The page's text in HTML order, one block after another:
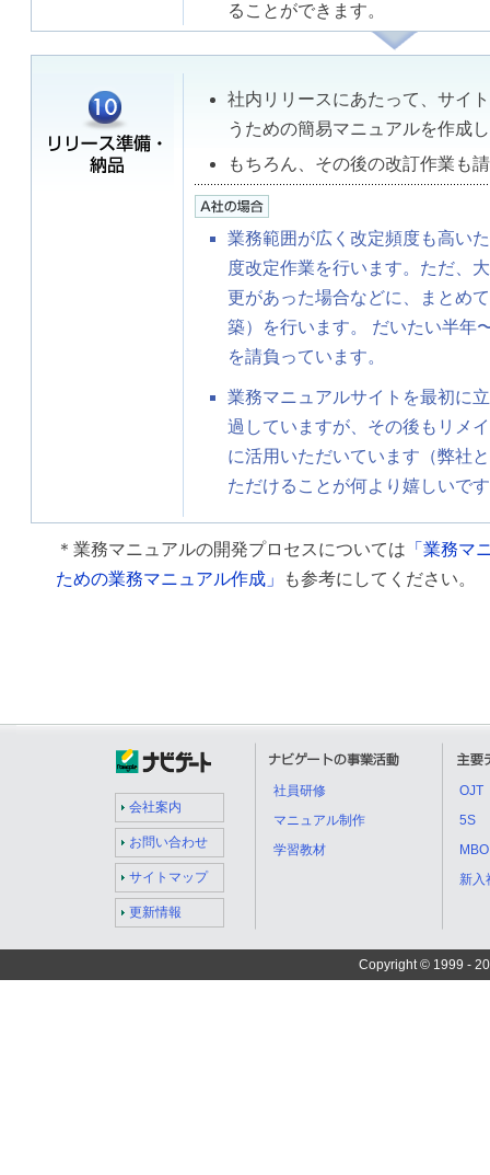
ることができます。
社内リリースにあたって、サイ
うための簡易マニュアルを作成
もちろん、その後の改訂作業も
業務範囲が広く改定頻度も高い
度改定作業を行います。ただ、
更があった場合などに、まとめ
築）を行います。 だいたい半年
を請負っています。
業務マニュアルサイトを最初に
過していますが、その後もリメ
に活用いただいています（弊社
ただけることが何より嬉しいで
＊業務マニュアルの開発プロセスについては 「業務マ
ための業務マニュアル作成」
も参考にしてください。
会社案内
お問い合わせ
サイトマップ
更新情報
社員研修
マニュアル制作
学習教材
OJT
5S
MBO
新入
Copyright © 1999 -